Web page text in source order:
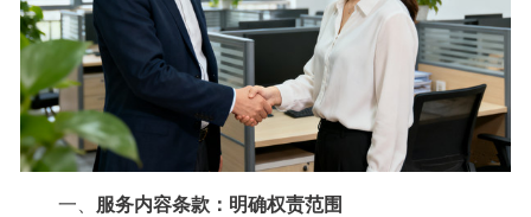
一、 服务内容条款：明确权责范围